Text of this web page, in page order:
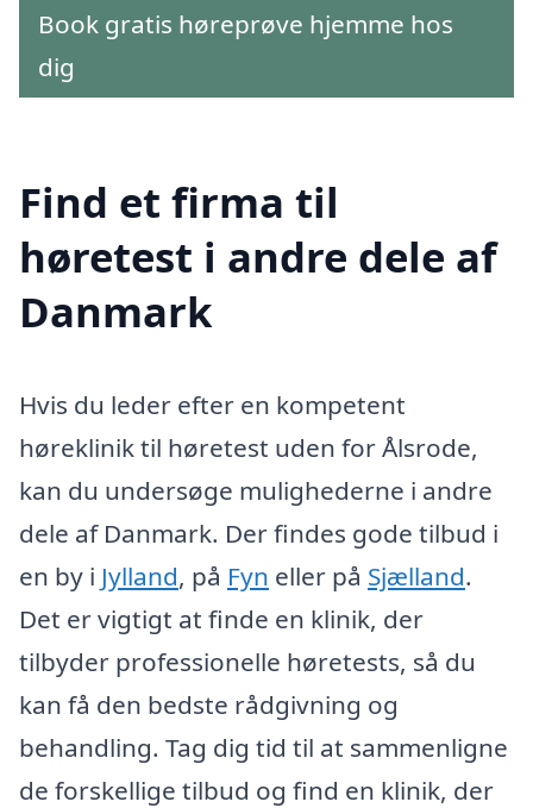
Book gratis høreprøve hjemme hos
dig
Find et firma til
høretest i andre dele af
Danmark
Hvis du leder efter en kompetent
høreklinik til høretest uden for Ålsrode,
kan du undersøge mulighederne i andre
dele af Danmark. Der findes gode tilbud i
en by i Jylland, på Fyn eller på Sjælland.
Det er vigtigt at finde en klinik, der
tilbyder professionelle høretests, så du
kan få den bedste rådgivning og
behandling. Tag dig tid til at sammenligne
de forskellige tilbud og find en klinik, der